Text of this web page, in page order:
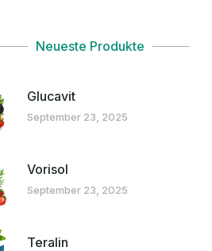
Neueste Produkte
Glucavit
September 23, 2025
Vorisol
September 23, 2025
Teralin